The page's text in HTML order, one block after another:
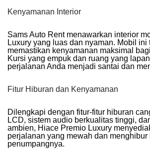
Kenyamanan Interior
Sams Auto Rentmenawarkan interior
Luxury yang luas dan nyaman. Mobil ini
memastikan kenyamanan maksimal
Kursi yang empuk dan ruang yang
perjalanan Anda menjadi santai dan
Fitur Hiburan dan Kenyamanan
Dilengkapi dengan fitur-fitur hiburan
LCD, sistem audio berkualitas tinggi,
ambien, Hiace Premio Luxury
perjalanan yang mewah dan menghibur
penumpangnya.